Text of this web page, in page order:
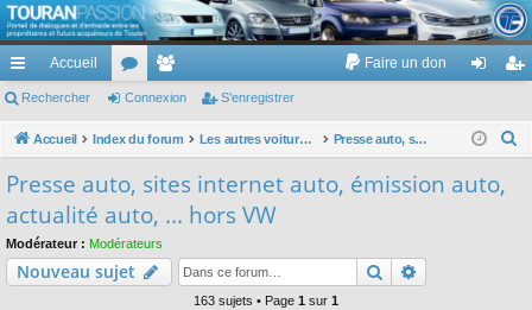
TouranPassion
Le forum des propriétaires ou futurs acquéreurs du Volkswagen Touran
cc
ès
de
Accueil
or
u
e
m
Faire un don
ne nr
Rechercher Connexion S’enregistrer
Accueil Index du forum Les autres voitures et ce qui touche à la voiture Presse auto, sites internet auto, émission auto, actualité auto, ... hors VW
Presse auto, sites internet auto, émission auto,
actualité auto, ... hors VW
Modérateur : Modérateurs
Nouveau sujet Rechercher
163 sujets • Page 1 sur 1